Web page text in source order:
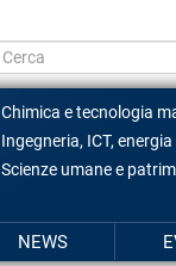
Chimica e tecnologia
Ingegneria, ICT,
Scienze umane e
NEWS